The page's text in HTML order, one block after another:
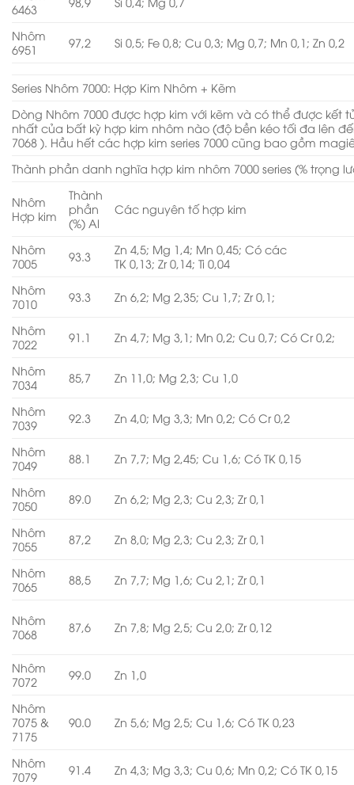
6463
Nhôm
6951
97,2 Si 0,5; Fe 0,8; Cu 0,3; Mg 0,7; Mn 0,1; Zn 0,2
Series Nhôm 7000: Hợp Kim Nhôm + Kẽm
Dòng Nhôm 7000 được hợp kim với kẽm và có thể được kết
nhất của bất kỳ hợp kim nhôm nào (độ bền kéo tối đa lên
7068 ). Hầu hết các hợp kim series 7000 cũng bao gồm
Thành phần danh nghĩa hợp kim nhôm 7000 series (% trọng
Nhôm
Hợp kim
Thành
phần
(%) Al
Các nguyên tố hợp kim
Nhôm
7005
93.3
Zn 4,5; Mg 1,4; Mn 0,45; Có các
TK 0,13; Zr 0,14; Ti 0,04
Nhôm
7010
93.3 Zn 6,2; Mg 2,35; Cu 1,7; Zr 0,1;
Nhôm
7022
91.1 Zn 4,7; Mg 3,1; Mn 0,2; Cu 0,7; Có Cr 0,2;
Nhôm
7034
85,7 Zn 11,0; Mg 2,3; Cu 1,0
Nhôm
7039
92.3 Zn 4,0; Mg 3,3; Mn 0,2; Có Cr 0,2
Nhôm
7049
88.1 Zn 7,7; Mg 2,45; Cu 1,6; Có TK 0,15
Nhôm
7050
89.0 Zn 6,2; Mg 2,3; Cu 2,3; Zr 0,1
Nhôm
7055
87,2 Zn 8,0; Mg 2,3; Cu 2,3; Zr 0,1
Nhôm
7065
88,5 Zn 7,7; Mg 1,6; Cu 2,1; Zr 0,1
Nhôm
7068
87,6 Zn 7,8; Mg 2,5; Cu 2,0; Zr 0,12
Nhôm
7072
99.0 Zn 1,0
Nhôm
7075 &
7175
90.0 Zn 5,6; Mg 2,5; Cu 1,6; Có TK 0,23
Nhôm
7079
91.4 Zn 4,3; Mg 3,3; Cu 0,6; Mn 0,2; Có TK 0,15